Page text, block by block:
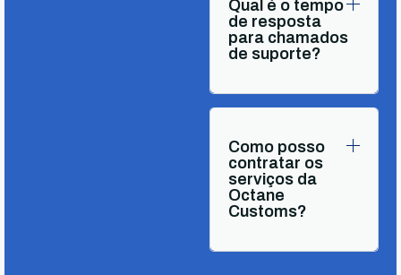
Qual é o tempo
de resposta
para chamados
de suporte?
Como posso
contratar os
serviços da
Octane
Customs?